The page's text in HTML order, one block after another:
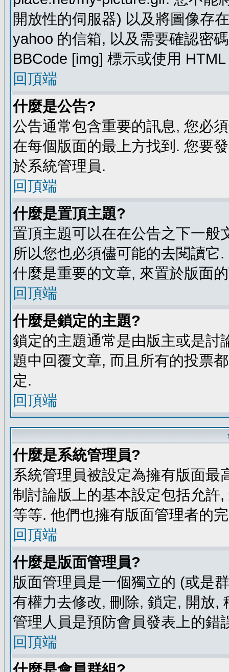
開放性的伺服器) 以及將圖像存
yahoo 的信箱, 以及需要確認密
BBCode [img] 標示或使用
回頂端
什麼是公告?
公告通常包含重要的訊息, 您必
在每個版面的最上方找到. 您要
於系統管理員.
回頂端
什麼是置頂主題?
置頂主題可以在在公告之下一般
所以您也必須儘可能的去閱讀
什麼是重要的文章, 來置於版面
回頂端
什麼是鎖定的主題?
鎖定的主題通常是由版主或是討
題中回覆文章, 而且所有的投票
定.
回頂端
什麼是系統管理員?
系統管理員被設定為擁有版面最
制討論版上的基本設定包括允許
等等. 他們也擁有版面管理者的
回頂端
什麼是版面管理員?
版面管理員是一個獨立的 (或是
有權力去修改, 刪除, 鎖定, 開放,
管理人員是預防會員發表上的錯
回頂端